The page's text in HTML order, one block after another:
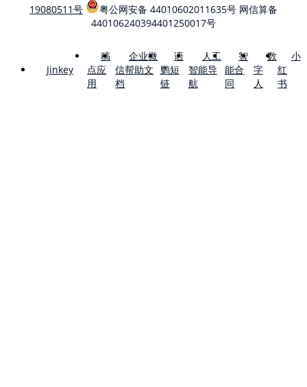
19080511号
粤公网安备 44010602011635号 网信算备
440106240394401250017号
Jinkey
稿
点应
用
企业微
信帮助文
档
语
鹦短
链
人工
智能导
航
智
能合
同
数
字
人
小
红
书